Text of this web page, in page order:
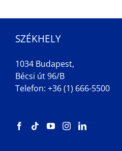
SZÉKHELY
1034 Budapest,
Bécsi út 96/B
Telefon: +36 (1) 666-5500